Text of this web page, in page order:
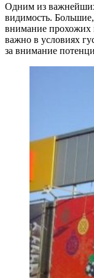
Одним из
видимость.
внимание
важно в условиях
за внимание